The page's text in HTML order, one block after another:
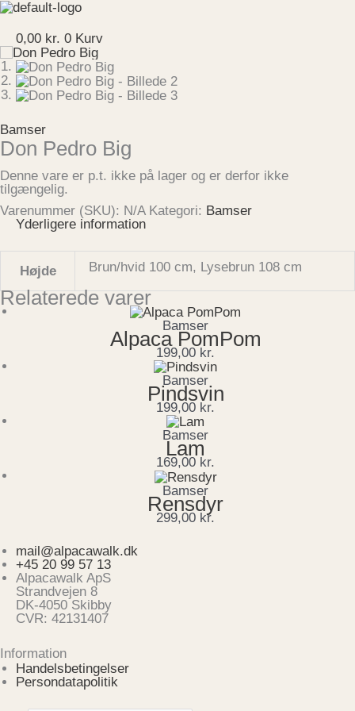
Gå
indholdet
0,00 kr. 0 Kurv
Bamser
Don Pedro Big
Denne vare er p.t. ikke på lager og er derfor ikke
tilgængelig.
Varenummer (SKU): N/A Kategori: Bamser
Yderligere information
Højde Brun/hvid 100 cm, Lysebrun 108 cm
Relaterede varer
Bamser
Alpaca PomPom
199,00 kr.
Bamser
Pindsvin
199,00 kr.
Bamser
Lam
169,00 kr.
Bamser
Rensdyr
299,00 kr.
mail@alpacawalk.dk
+45 20 99 57 13
Alpacawalk ApS
Strandvejen 8
DK-4050 Skibby
CVR: 42131407
Information
Handelsbetingelser
Persondatapolitik